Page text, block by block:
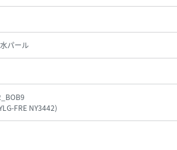
パール
FRE NY3442)